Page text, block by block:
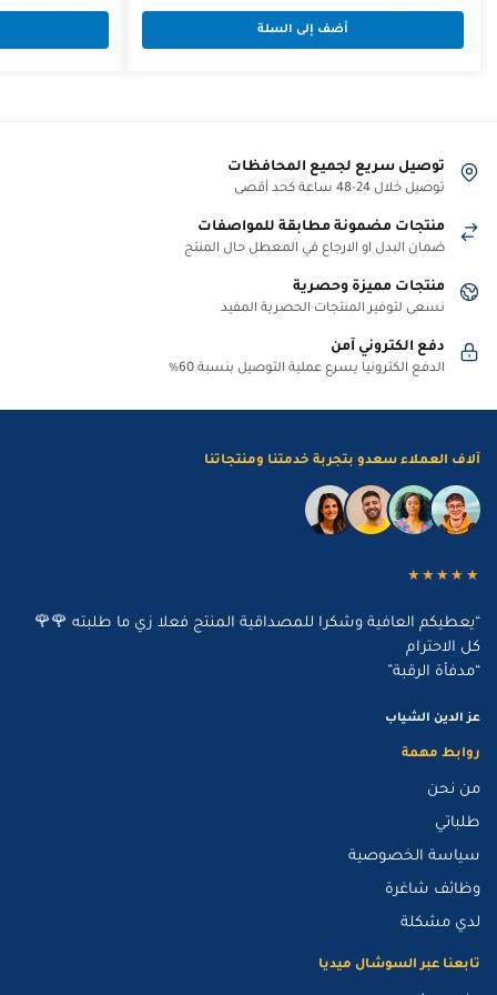
الأصلي
هو:
الحالي
هو:
أضف إلى السلة
توصيل سريع لجميع المحافظات
توصيل خلال 24-48 ساعة كحد أقصى
منتجات مضمونة مطابقة للمواصفات
ضمان البدل او الارجاع في المعطل حال المنتج
منتجات مميزة وحصرية
نسعى لتوفير المنتجات الحصرية المفيد
دفع الكتروني آمن
الدفع الكترونيا يسرع عملية التوصيل بنسبة 60%
آلاف العملاء سعدو بتجربة خدمتنا ومنتجاتنا
★★★★★
“يعطيكم العافية وشكرا للمصداقية المنتج فعلا زي ما طلبته 🌹🌹
كل الاحترام
“مدفأة الرقبة”
عز الدين الشياب
روابط مهمة
من نحن
طلباتي
سياسة الخصوصية
وظائف شاغرة
لدي مشكلة
تابعنا عبر السوشال ميديا